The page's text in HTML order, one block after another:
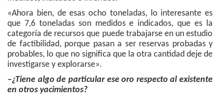
«Ahora bien, de esas ocho toneladas, lo interesante es
que 7,6 toneladas son medidos e indicados, que es la
categoría de recursos que puede trabajarse en un estudio
de factibilidad, porque pasan a ser reservas probadas y
probables, lo que no significa que la otra cantidad deje de
investigarse y explorarse».
–¿Tiene algo de particular ese oro respecto al existente
en otros yacimientos?